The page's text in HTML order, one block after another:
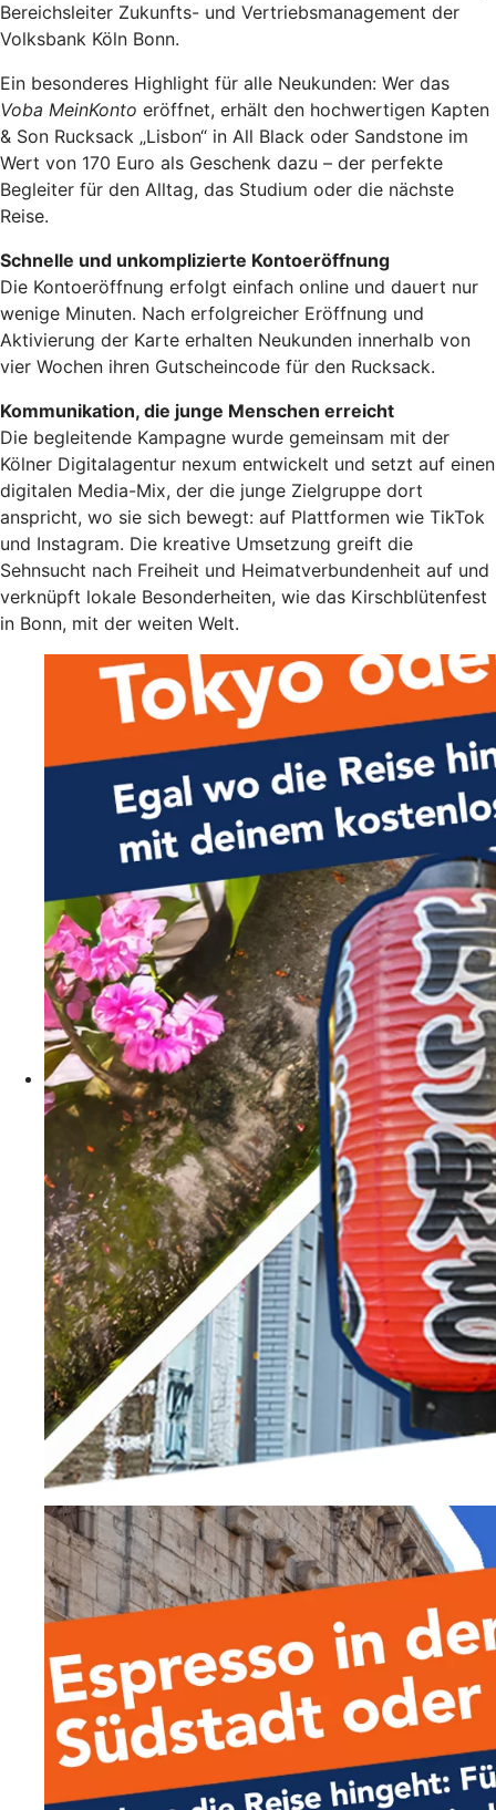
Bereichsleiter Zukunfts- und Vertriebsmanagement der
Volksbank Köln Bonn.
Ein besonderes Highlight für alle Neukunden: Wer das
Voba MeinKonto eröffnet, erhält den hochwertigen Kapten
& Son Rucksack „Lisbon“ in All Black oder Sandstone im
Wert von 170 Euro als Geschenk dazu – der perfekte
Begleiter für den Alltag, das Studium oder die nächste
Reise.
Schnelle und unkomplizierte Kontoeröffnung
Die Kontoeröffnung erfolgt einfach online und dauert nur
wenige Minuten. Nach erfolgreicher Eröffnung und
Aktivierung der Karte erhalten Neukunden innerhalb von
vier Wochen ihren Gutscheincode für den Rucksack.
Kommunikation, die junge Menschen erreicht
Die begleitende Kampagne wurde gemeinsam mit der
Kölner Digitalagentur nexum entwickelt und setzt auf einen
digitalen Media-Mix, der die junge Zielgruppe dort
anspricht, wo sie sich bewegt: auf Plattformen wie TikTok
und Instagram. Die kreative Umsetzung greift die
Sehnsucht nach Freiheit und Heimatverbundenheit auf und
verknüpft lokale Besonderheiten, wie das Kirschblütenfest
in Bonn, mit der weiten Welt.